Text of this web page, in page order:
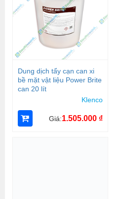
Dung dịch tẩy cạn can xi
bề mặt vật liệu Power Brite
can 20 lít
Klenco
Giá:1.505.000 ₫